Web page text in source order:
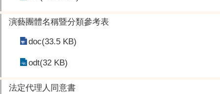
演藝團體名稱暨分類參考表
doc(33.5 KB)
odt(32 KB)
法定代理人同意書